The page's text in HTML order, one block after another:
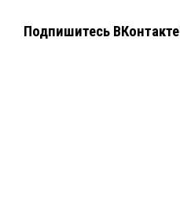
Подпишитесь